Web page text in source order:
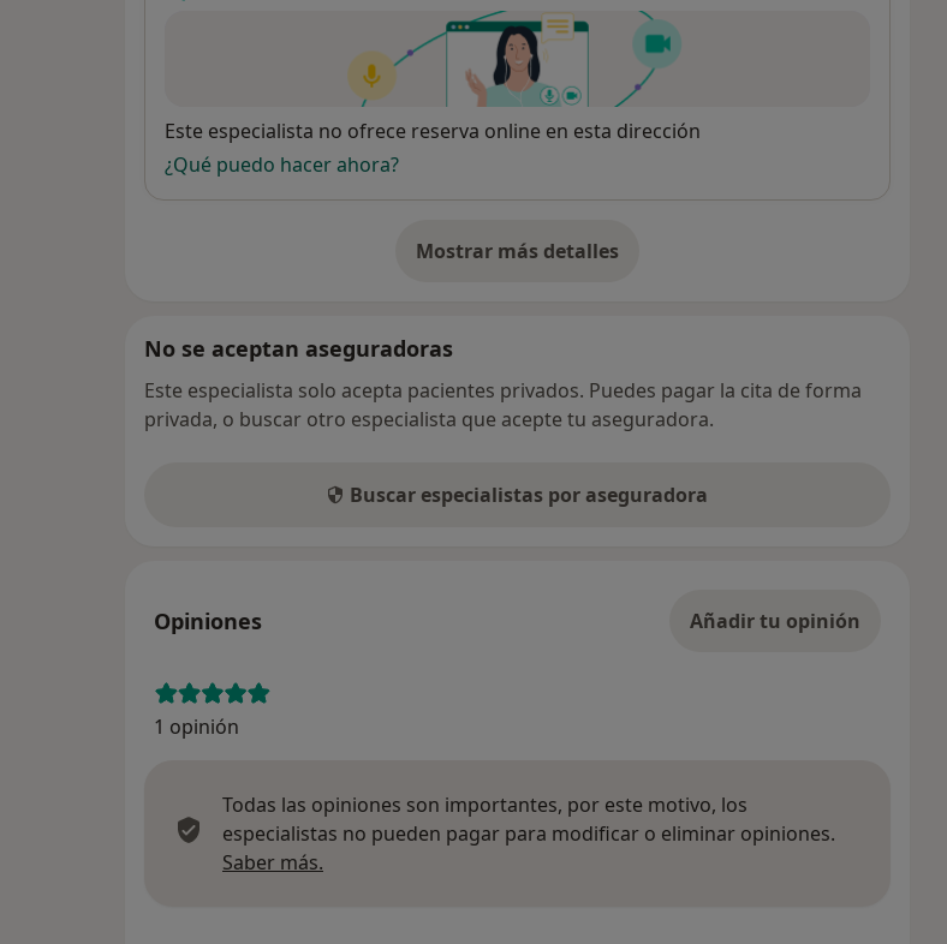
Disponibilidad
Este especialista no ofrece reserva online en esta dirección
¿Qué puedo hacer ahora?
Mostrar más detalles
sobre la dirección
No se aceptan aseguradoras
Este especialista solo acepta pacientes privados. Puedes pagar la cita de forma
privada, o buscar otro especialista que acepte tu aseguradora.
Buscar especialistas por aseguradora
Opiniones Añadir tu opinión
1 opinión
Todas las opiniones son importantes, por este motivo, los
especialistas no pueden pagar para modificar o eliminar opiniones.
Saber más.